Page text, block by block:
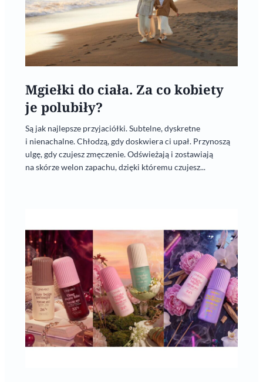
Mgiełki do ciała. Za co kobiety
je polubiły?
Są jak najlepsze przyjaciółki. Subtelne, dyskretne
i nienachalne. Chłodzą, gdy doskwiera ci upał. Przynoszą
ulgę, gdy czujesz zmęczenie. Odświeżają i zostawiają
na skórze welon zapachu, dzięki któremu czujesz...